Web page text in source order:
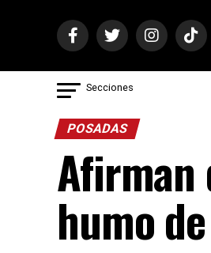
Secciones
POSADAS
Afirman
humo